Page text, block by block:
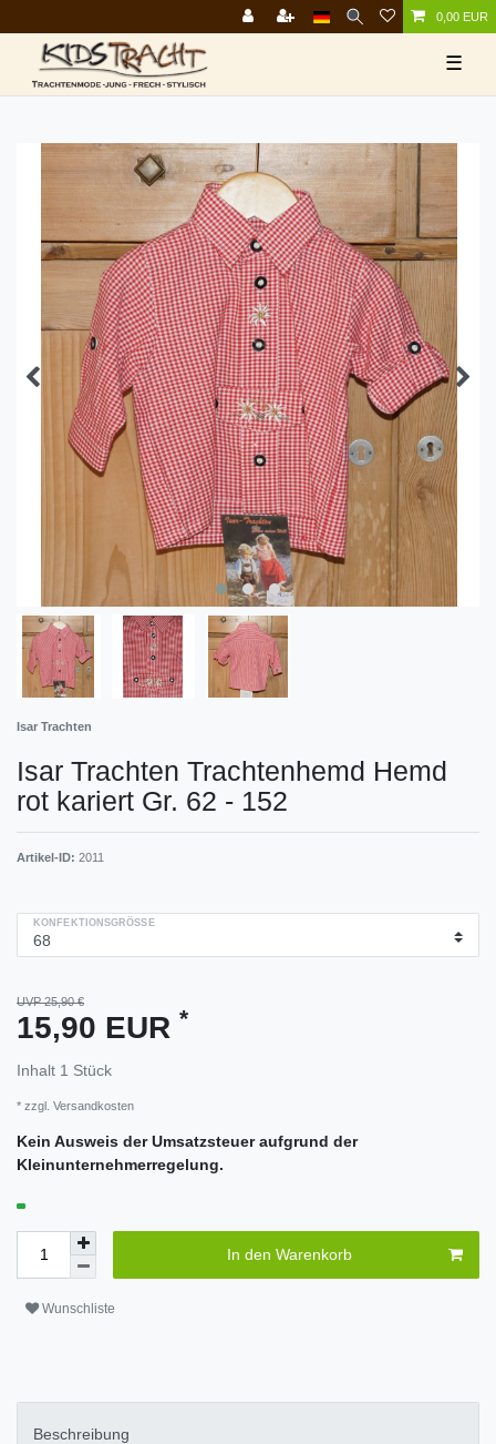
0,00 EUR
☰
Isar Trachten
Isar Trachten Trachtenhemd Hemd
rot kariert Gr. 62 - 152
Artikel-ID: 2011
KONFEKTIONSGRÖSSE
UVP 25,90 €
15,90 EUR *
Inhalt 1 Stück
* zzgl. Versandkosten
Kein Ausweis der Umsatzsteuer aufgrund der
Kleinunternehmerregelung.
In den Warenkorb
Wunschliste
Beschreibung